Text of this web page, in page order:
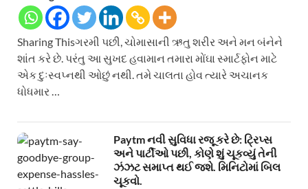
Sharing Thisગરમી પછી, ચોમાસાની ઋતુ શરીર અને મન બંનેને
શાંત કરે છે. પરંતુ આ સુખદ હવામાન તમારા મોંઘા સ્માર્ટફોન માટે
એક દુઃસ્વપ્નથી ઓછું નથી. તમે ચાલતા હોવ ત્યારે અચાનક
ધોધમાર …
Paytm નવી સુવિધા રજૂ કરે છે: ટ્રિપ્સ
અને પાર્ટીઓ પછી, કોણે શું ચૂકવ્યું તેની
ઝંઝટ સમાપ્ત થઈ જશે. મિનિટોમાં બિલ
ચૂકવો.